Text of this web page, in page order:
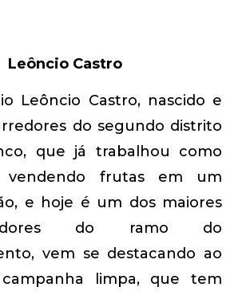
Leôncio Castro
Leôncio Castro, nascido e
do segundo distrito
que já trabalhou como
vendendo frutas em um
e hoje é um dos maiores
do ramo do
vem se destacando ao
limpa, que tem